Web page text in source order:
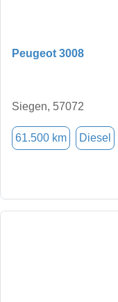
Peugeot 3008
Siegen, 57072
61.500 km Diesel